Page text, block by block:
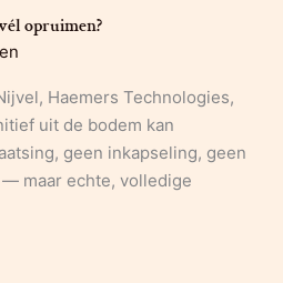
opruimen?
Haemers Technologies,
uit de bodem kan
geen inkapseling, geen
maar echte, volledige